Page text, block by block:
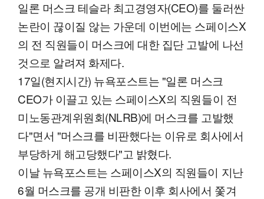
일론 머스크 테슬라 최고경영자(CEO)를 둘러싼
논란이 끊이질 않는 가운데 이번에는 스페이스X
의 전 직원들이 머스크에 대한 집단 고발에 나선
것으로 알려져 화제다.
17일(현지시간) 뉴욕포스트는 "일론 머스크
CEO가 이끌고 있는 스페이스X의 직원들이 전
미노동관계위원회(NLRB)에 머스크를 고발했
다"면서 "머스크를 비판했다는 이유로 회사에서
부당하게 해고당했다"고 밝혔다.
이날 뉴욕포스트는 스페이스X의 직원들이 지난
6월 머스크를 공개 비판한 이후 회사에서 쫓겨